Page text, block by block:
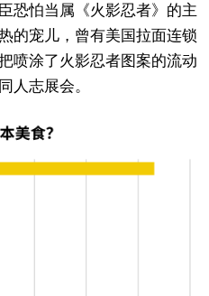
恐怕当属《火影忍者》的主
的宠儿，曾有美国拉面连锁
喷涂了火影忍者图案的流动
人志展会。